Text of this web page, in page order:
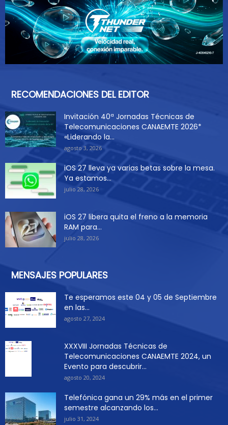
RECOMENDACIONES DEL EDITOR
Invitación 40ª Jornadas Técnicas de
Telecomunicaciones CANAEMTE 2026*
«Liderando la...
agosto 3, 2026
iOS 27 lleva ya varias betas sobre la mesa.
Ya estamos...
julio 28, 2026
iOS 27 libera quita el freno a la memoria
RAM para...
julio 28, 2026
MENSAJES POPULARES
Te esperamos este 04 y 05 de Septiembre
en las...
agosto 27, 2024
XXXVIII Jornadas Técnicas de
Telecomunicaciones CANAEMTE 2024, un
Evento para descubrir...
agosto 20, 2024
Telefónica gana un 29% más en el primer
semestre alcanzando los...
julio 31, 2024